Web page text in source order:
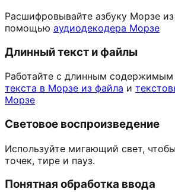
Расшифровывайте азбуку Морзе из
помощью аудиодекодера Морзе
Длинный текст и файлы
Работайте с длинным содержимым
текста в Морзе из файла и
Морзе
Световое воспроизведение
Используйте мигающий свет,
точек, тире и пауз.
Понятная обработка ввода